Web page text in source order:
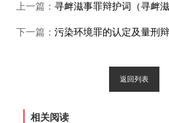
上一篇：寻衅滋事罪辩护词（寻衅
下一篇：污染环境罪的认定及量刑
返回列表
相关阅读